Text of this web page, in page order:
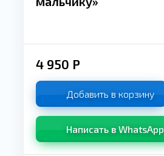
4 950 Р
Добавить в корзину
Написать в WhatsApp